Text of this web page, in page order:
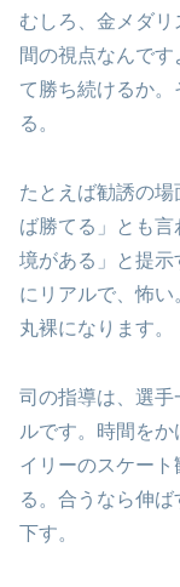
むしろ、金メダリ
間の視点なんで
て勝ち続けるか
る。
たとえば勧誘の
ば勝てる」とも
境がある」と提
にリアルで、怖
丸裸になります。
司の指導は、選手
ルです。時間を
イリーのスケート
る。合うなら伸
下す。